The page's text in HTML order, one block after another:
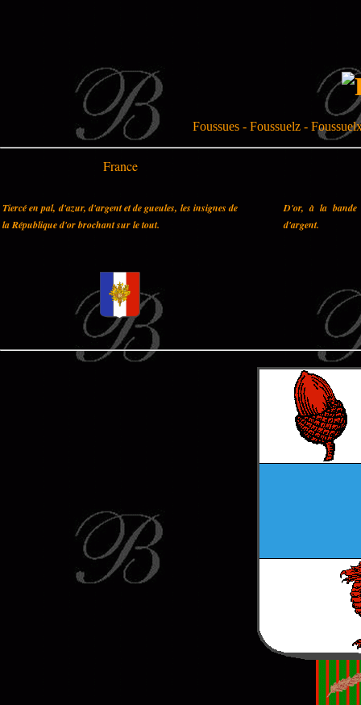
Foussues - Foussuelz -
France
Tiercé en pal, d'azur, d'argent et de gueules, les insignes de
la République d'or brochant sur le tout.
D'or, à la bande
d'argent.